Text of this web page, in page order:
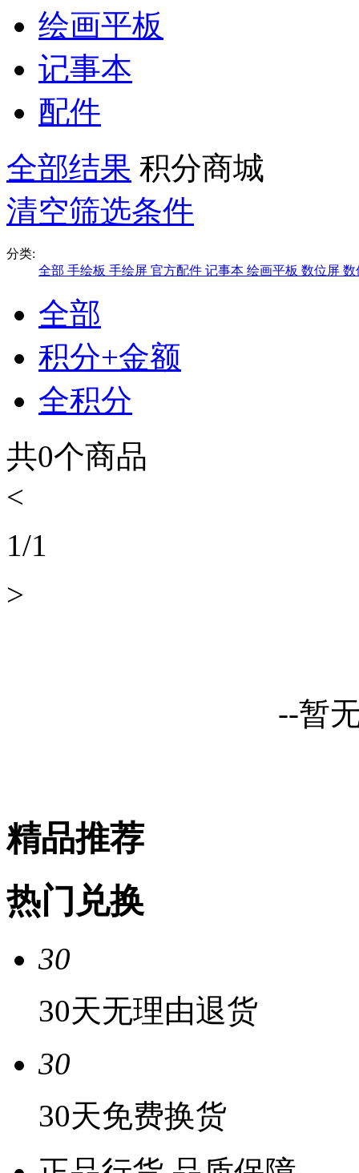
绘画平板
记事本
配件
全部结果 积分商城
清空筛选条件
分类:
全部 手绘板 手绘屏 官方配件 记事本 绘画平板 数位屏 数
全部
积分+金额
全积分
共0个商品
<
1/1
>
--暂
精品推荐
热门兑换
30
30天无理由退货
30
30天免费换货